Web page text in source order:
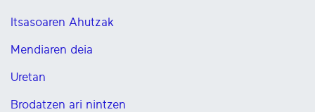
Itsasoaren Ahutzak
Mendiaren deia
Uretan
Brodatzen ari nintzen